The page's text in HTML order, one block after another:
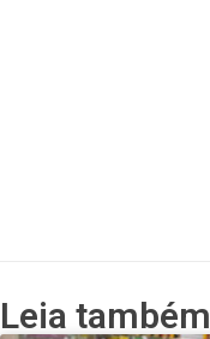
Leia também